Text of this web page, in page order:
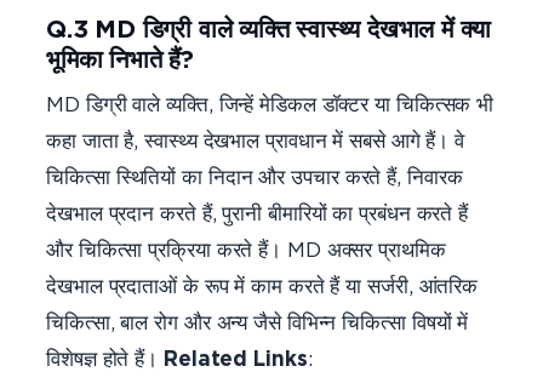
Q.3 MD डिग्री वाले व्यक्ति स्वास्थ्य देखभाल में क्या
भूमिका निभाते हैं?
MD डिग्री वाले व्यक्ति, जिन्हें मेडिकल डॉक्टर या चिकित्सक भी
कहा जाता है, स्वास्थ्य देखभाल प्रावधान में सबसे आगे हैं। वे
चिकित्सा स्थितियों का निदान और उपचार करते हैं, निवारक
देखभाल प्रदान करते हैं, पुरानी बीमारियों का प्रबंधन करते हैं
और चिकित्सा प्रक्रिया करते हैं। MD अक्सर प्राथमिक
देखभाल प्रदाताओं के रूप में काम करते हैं या सर्जरी, आंतरिक
चिकित्सा, बाल रोग और अन्य जैसे विभिन्न चिकित्सा विषयों में
विशेषज्ञ होते हैं। Related Links: